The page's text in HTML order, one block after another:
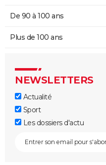
De 90 à 100 ans
Plus de 100 ans
NEWSLETTERS
Actualité
Sport
Les dossiers d'actu